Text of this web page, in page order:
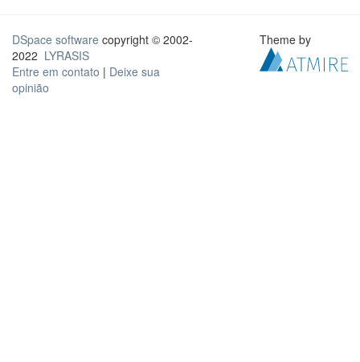
DSpace software copyright © 2002-
2022 LYRASIS
Entre em contato | Deixe sua
opinião
Theme by